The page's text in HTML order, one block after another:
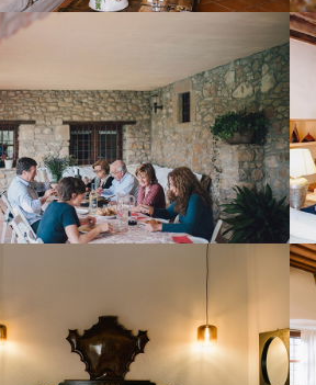
HABITACIÓ 3